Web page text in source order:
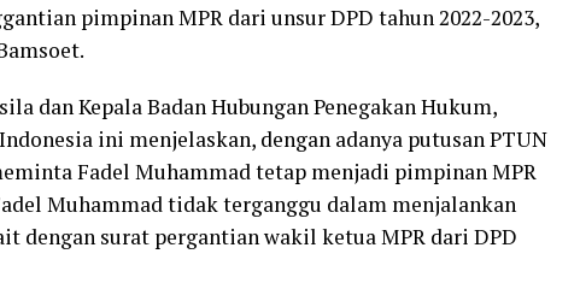
pimpinan MPR dari unsur DPD tahun 2022-2023,
dan Kepala Badan Hubungan Penegakan Hukum,
ini menjelaskan, dengan adanya putusan PTUN
Fadel Muhammad tetap menjadi pimpinan MPR
Muhammad tidak terganggu dalam menjalankan
dengan surat pergantian wakil ketua MPR dari DPD